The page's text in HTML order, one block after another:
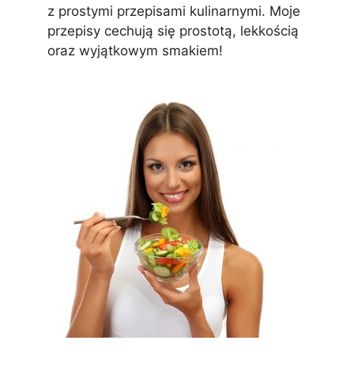
z prostymi przepisami kulinarnymi. Moje
przepisy cechują się prostotą, lekkością
oraz wyjątkowym smakiem!